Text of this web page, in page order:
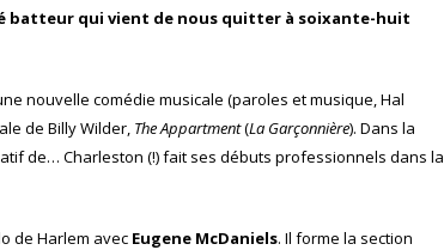
batteur qui vient de nous quitter à soixante-huit
nouvelle comédie musicale (paroles et musique, Hal
de Billy Wilder, The Appartment(La Garçonnière). Dans la
de… Charleston (!) fait ses débuts professionnels dans la
de Harlem avec Eugene McDaniels. Il forme la section